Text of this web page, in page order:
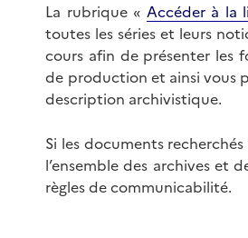
La rubrique « Accéder à la
toutes les séries et leurs
cours afin de présenter les
de production et ainsi vous
description archivistique.
Si les documents
l’ensemble des archives et
règles de communicabilité.